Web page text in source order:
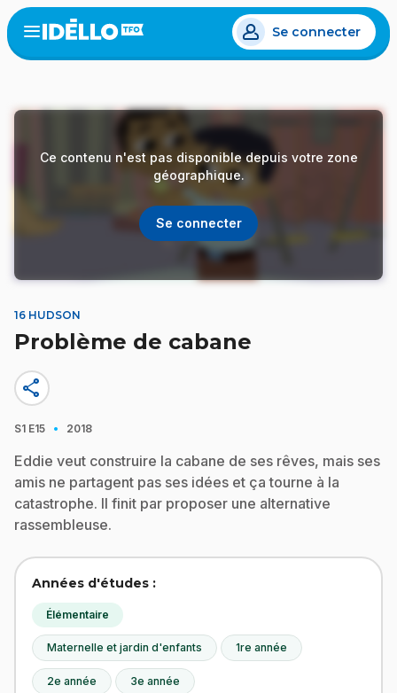
Aller
au
contenu
Open
menu
Se connecter
Ce contenu n'est pas disponible depuis votre zone
géographique.
Se connecter
16 HUDSON
Problème de cabane
share
S1 E15 · 2018
Eddie veut construire la cabane de ses rêves, mais ses
amis ne partagent pas ses idées et ça tourne à la
catastrophe. Il finit par proposer une alternative
rassembleuse.
Années d'études :
Élémentaire
Maternelle et jardin d'enfants 1re année
2e année 3e année